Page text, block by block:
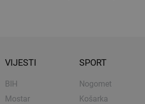
VIJESTI
BIH
Mostar
SPORT
Nogomet
Košarka